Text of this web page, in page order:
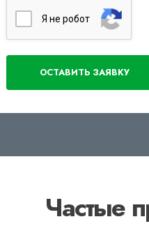
Я нe poбoт
Частые